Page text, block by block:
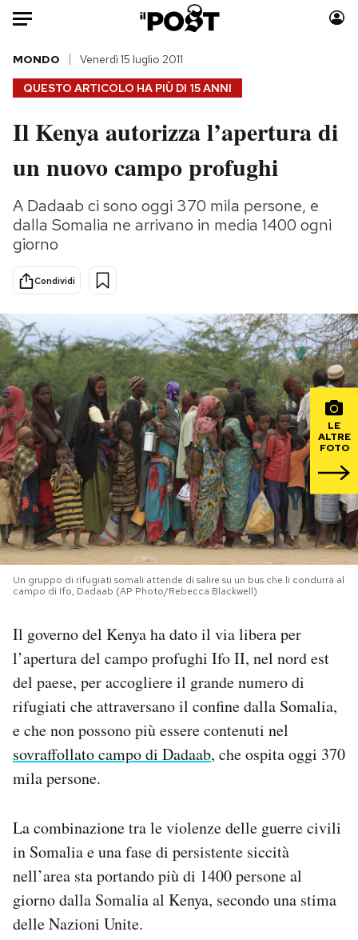
Auto
HOME
Italia
Politica
Tecnologia
Internet
Scienza
Cultura
Economia
Moda
Consumismi
Storie/Idee
Ok Boomer!
Mondiali calcio 2026
PODCAST
NEWSLETTER
I MIEI PREFERITI
SHOP
CALENDARIO
AREA PERSONALE
Area Personale
Newsletter
Notifiche mobile
Regala il Post
QUESTO ARTICOLO HA PIÙ DI 15 ANNI
MONDO Venerdì 15 luglio 2011
Il Kenya autorizza l’apertura di
un nuovo campo profughi
A Dadaab ci sono oggi 370 mila persone, e
dalla Somalia ne arrivano in media 1400 ogni
giorno
Condividi
LE
ALTRE
FOTO
Un gruppo di rifugiati somali attende di salire su un bus che li condurrà al
campo di Ifo, Dadaab (AP Photo/Rebecca Blackwell)
Il governo del Kenya ha dato il via libera per
l’apertura del campo profughi Ifo II, nel nord est
del paese, per accogliere il grande numero di
rifugiati che attraversano il confine dalla Somalia,
e che non possono più essere contenuti nel
sovraffollato campo di Dadaab, che ospita oggi 370
mila persone.
La combinazione tra le violenze delle guerre civili
in Somalia e una fase di persistente siccità
nell’area sta portando più di 1400 persone al
giorno dalla Somalia al Kenya, secondo una stima
delle Nazioni Unite.